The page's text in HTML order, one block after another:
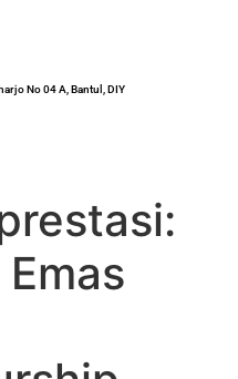
No 04 A, Bantul, DIY